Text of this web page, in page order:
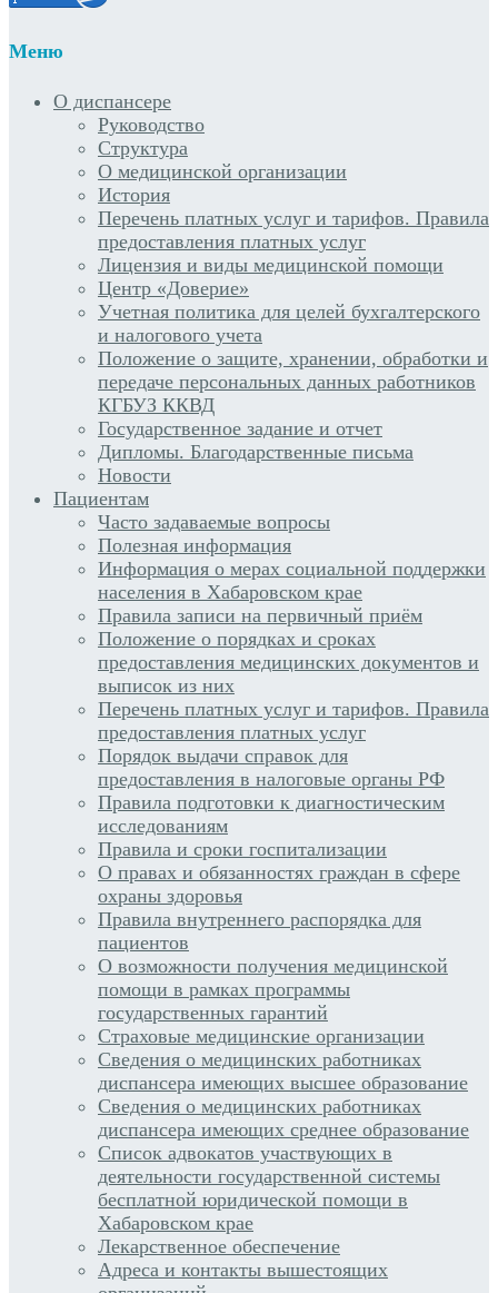
Меню
О диспансере
Руководство
Структура
О медицинской организации
История
Перечень платных услуг и тарифов. Правила
предоставления платных услуг
Лицензия и виды медицинской помощи
Центр «Доверие»
Учетная политика для целей бухгалтерского
и налогового учета
Положение о защите, хранении, обработки и
передаче персональных данных работников
КГБУЗ ККВД
Государственное задание и отчет
Дипломы. Благодарственные письма
Новости
Пациентам
Часто задаваемые вопросы
Полезная информация
Информация о мерах социальной поддержки
населения в Хабаровском крае
Правила записи на первичный приём
Положение о порядках и сроках
предоставления медицинских документов и
выписок из них
Перечень платных услуг и тарифов. Правила
предоставления платных услуг
Порядок выдачи справок для
предоставления в налоговые органы РФ
Правила подготовки к диагностическим
исследованиям
Правила и сроки госпитализации
О правах и обязанностях граждан в сфере
охраны здоровья
Правила внутреннего распорядка для
пациентов
О возможности получения медицинской
помощи в рамках программы
государственных гарантий
Страховые медицинские организации
Сведения о медицинских работниках
диспансера имеющих высшее образование
Сведения о медицинских работниках
диспансера имеющих среднее образование
Список адвокатов участвующих в
деятельности государственной системы
бесплатной юридической помощи в
Хабаровском крае
Лекарственное обеспечение
Адреса и контакты вышестоящих